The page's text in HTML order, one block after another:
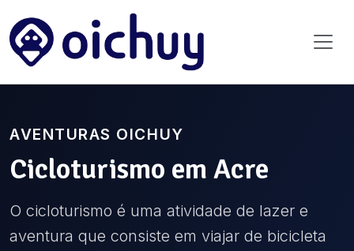
AVENTURAS OICHUY
Cicloturismo em Acre
O cicloturismo é uma atividade de lazer e
aventura que consiste em viajar de bicicleta